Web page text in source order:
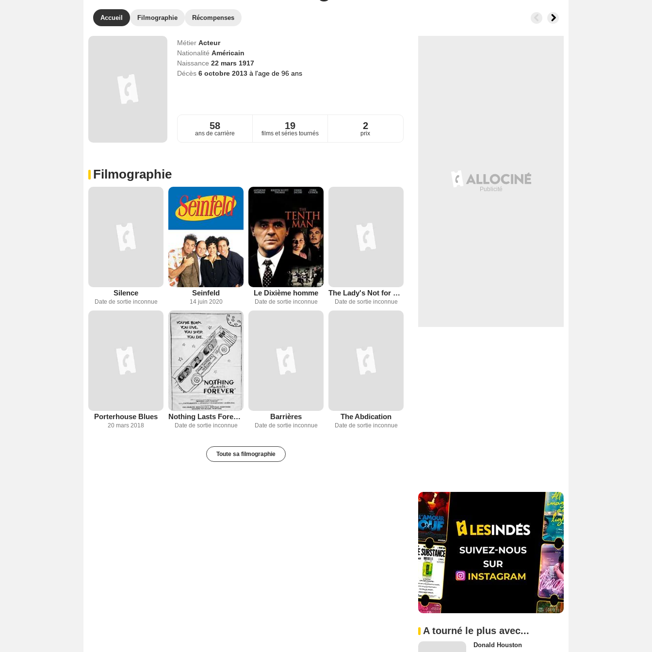
Accueil Filmographie Récompenses
Métier Acteur
Nationalité Américain
Naissance 22 mars 1917
Décès 6 octobre 2013 à l'age de 96 ans
58
ans de carrière
19
films et séries tournés
2
prix
Filmographie
Silence
Date de sortie inconnue
Seinfeld
14 juin 2020
Le Dixième homme
Date de sortie inconnue
The Lady's Not for Burning
Date de sortie inconnue
Porterhouse Blues
20 mars 2018
Nothing Lasts Forever
Date de sortie inconnue
Barrières
Date de sortie inconnue
The Abdication
Date de sortie inconnue
Toute sa filmographie
A tourné le plus avec...
Donald Houston